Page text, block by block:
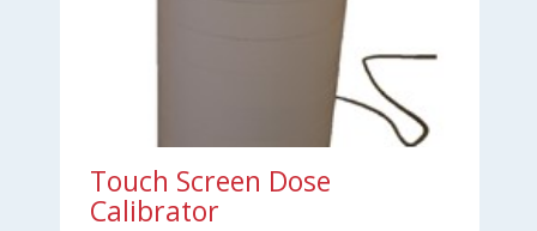
Touch Screen Dose
Calibrator